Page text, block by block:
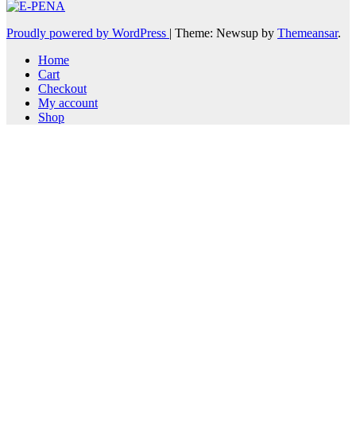
Proudly powered by WordPress | Theme: Newsup by Themeansar.
Home
Cart
Checkout
My account
Shop